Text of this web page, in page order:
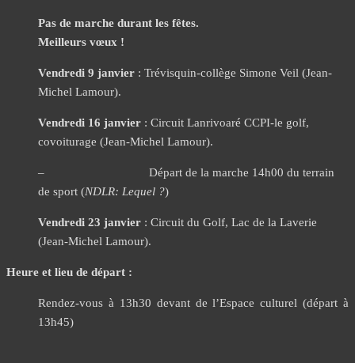
Pas de marche durant les fêtes.
Meilleurs vœux !
Vendredi 9 janvier : Trévisquin-collège Simone Veil (Jean-
Michel Lamour).
Vendredi 16 janvier : Circuit Lanrivoaré CCPI-le golf,
covoiturage (Jean-Michel Lamour).
– Départ de la marche 14h00 du terrain
de sport (NDLR: Lequel ?)
Vendredi 23 janvier : Circuit du Golf, Lac de la Laverie
(Jean-Michel Lamour).
Heure et lieu de départ :
Rendez-vous à 13h30 devant de l’Espace culturel (départ à
13h45)